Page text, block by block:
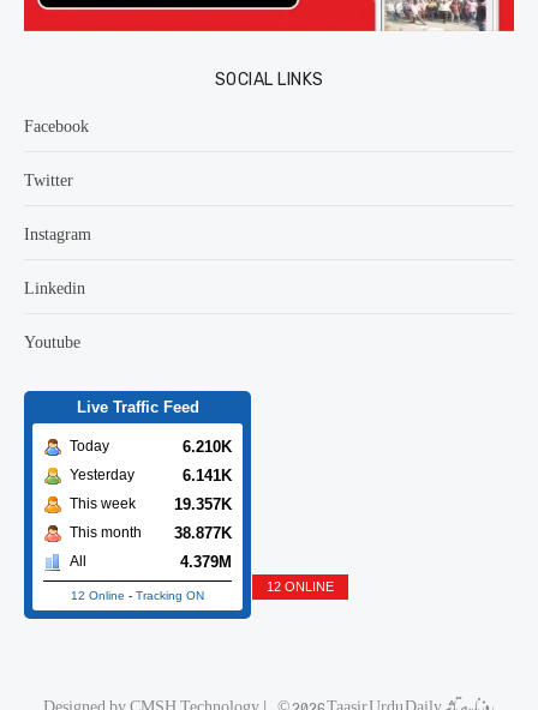
SOCIAL LINKS
Facebook
Twitter
Instagram
Linkedin
Youtube
Live Traffic Feed
Today 6.210K
Yesterday 6.141K
This week 19.357K
This month 38.877K
All 4.379M
12 Online - Tracking ON
12 ONLINE